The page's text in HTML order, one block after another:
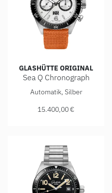
GLASHÜTTE ORIGINAL
Sea Q Chronograph
Glashütte Original Sea Q
Automatik, Silber
15.400,00 €